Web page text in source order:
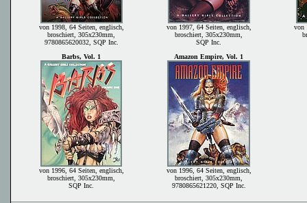
von 1998, 64 Seiten, englisch,
broschiert, 305x230mm,
9780865620032, SQP Inc.
von 1997, 64 Seiten, englisch,
broschiert, 305x230mm,
SQP Inc.
von
Barbs, Vol. 1 Amazon Empire, Vol. 1
von 1996, 64 Seiten, englisch,
broschiert, 305x230mm,
SQP Inc.
von 1996, 64 Seiten, englisch,
broschiert, 305x230mm,
9780865621220, SQP Inc.